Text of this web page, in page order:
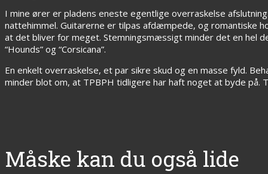
I mine ører er pladens eneste egentlige overraskelse
nattehimmel. Guitarerne er tilpas afdæmpede, og romantiske
at det bliver for meget. Stemningsmæssigt minder det en hel
“Hounds” og “Corsicana”.
En enkelt overraskelse, et par sikre skud og en masse fyld.
minder blot om, at TPBPH tidligere har haft noget at byde på.
Måske kan du også lide